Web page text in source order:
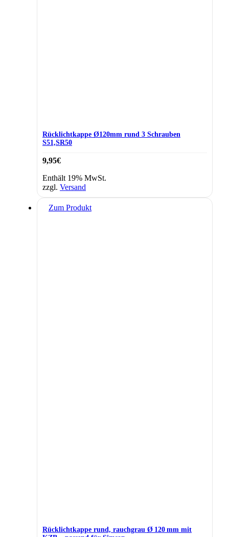
Rücklichtkappe Ø120mm rund 3 Schrauben
S51,SR50
9,95€
Enthält 19% MwSt.
zzgl. Versand
Zum Produkt
Rücklichtkappe rund, rauchgrau Ø 120 mm mit